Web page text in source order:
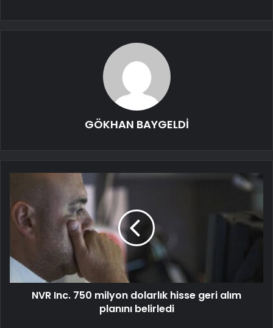
GÖKHAN BAYGELDİ
NVR Inc. 750 milyon dolarlık hisse geri alım
planını belirledi